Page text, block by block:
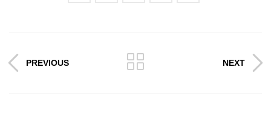
PREVIOUS NEXT